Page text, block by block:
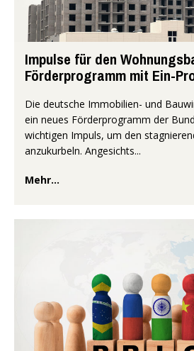
Impulse für den
Förderprogramm mit Ein-
Die deutsche Immobilien- und
ein neues Förderprogramm der
wichtigen Impuls, um den
anzukurbeln. Angesichts...
Mehr...